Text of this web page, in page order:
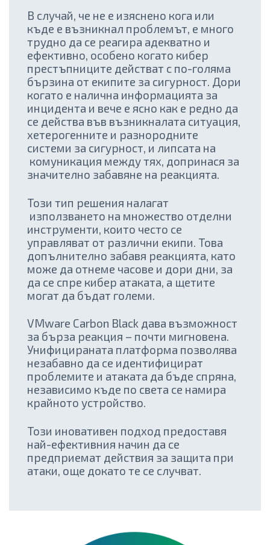
В случай, че не е изяснено кога или
къде е възникнал проблемът, е много
трудно да се реагира адекватно и
ефективно, особено когато кибер
престъпниците действат с по-голяма
бързина от екипите за сигурност. Дори
когато е налична информацията за
инцидента и вече е ясно как е редно да
се действа във възникналата ситуация,
хетерогенните и разнородните
системи за сигурност, и липсата на
комуникация между тях, допринася за
значително забавяне на реакцията.
Този тип решения налагат
използването на множество отделни
инструменти, които често се
управляват от различни екипи. Това
допълнително забавя реакцията, като
може да отнеме часове и дори дни, за
да се спре кибер атаката, а щетите
могат да бъдат големи.
VMware Carbon Black дава възможност
за бърза реакция – почти мигновена.
Унифицираната платформа позволява
незабавно да се идентифицират
проблемите и атаката да бъде спряна,
независимо къде по света се намира
крайното устройство.
Този иновативен подход предоставя
най-ефективния начин да се
предприемат действия за защита при
атаки, още докато те се случват.